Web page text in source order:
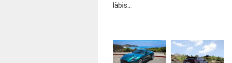
läbis...